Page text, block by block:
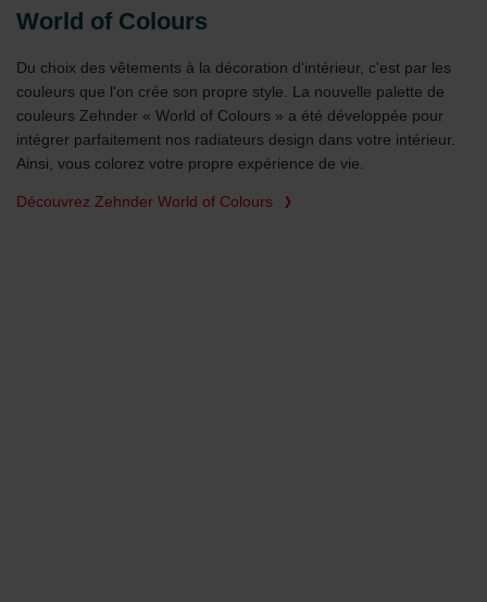
World of Colours
Du choix des vêtements à la décoration d'intérieur, c'est par les
couleurs que l'on crée son propre style. La nouvelle palette de
couleurs Zehnder « World of Colours » a été développée pour
intégrer parfaitement nos radiateurs design dans votre intérieur.
Ainsi, vous colorez votre propre expérience de vie.
Découvrez Zehnder World of Colours